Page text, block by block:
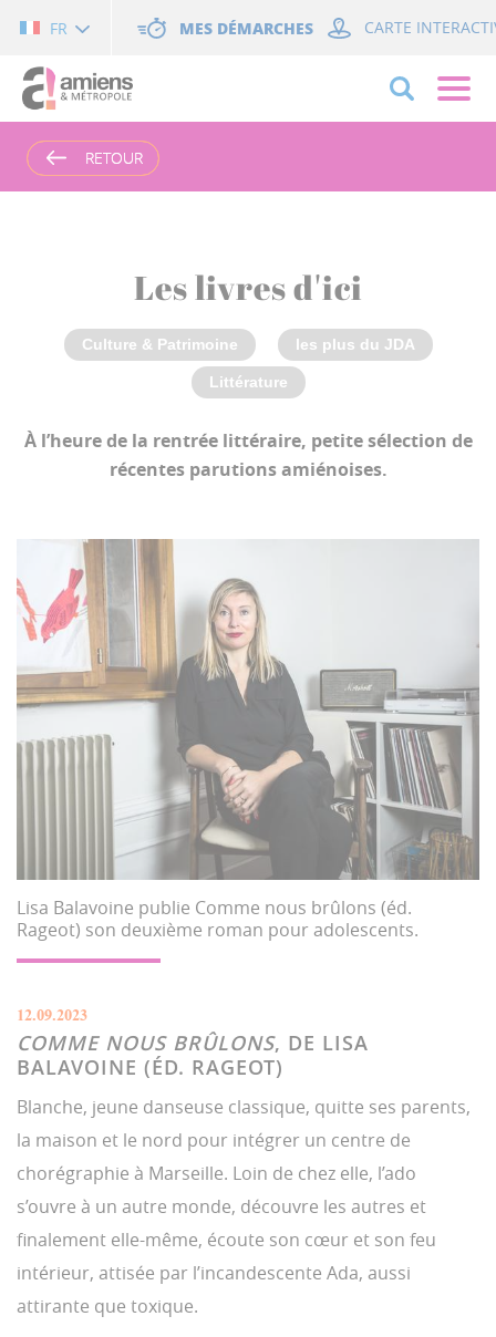
FR MES DÉMARCHES CARTE
RETOUR
RETOUR
Les livres d'ici
Culture & Patrimoine les plus du JDA
Littérature
À l’heure de la rentrée littéraire, petite sélection de
récentes parutions amiénoises.
Lisa Balavoine publie Comme nous brûlons (éd.
Rageot) son deuxième roman pour adolescents.
12.09.2023
COMME NOUS BRÛLONS, DE LISA
BALAVOINE (ÉD. RAGEOT)
Blanche, jeune danseuse classique, quitte ses parents,
la maison et le nord pour intégrer un centre de
chorégraphie à Marseille. Loin de chez elle, l’ado
s’ouvre à un autre monde, découvre les autres et
finalement elle-même, écoute son cœur et son feu
intérieur, attisée par l’incandescente Ada, aussi
attirante que toxique.